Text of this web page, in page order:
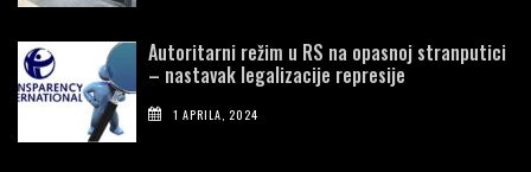
Autoritarni režim u RS na opasnoj stranputici
– nastavak legalizacije represije
1 APRILA, 2024